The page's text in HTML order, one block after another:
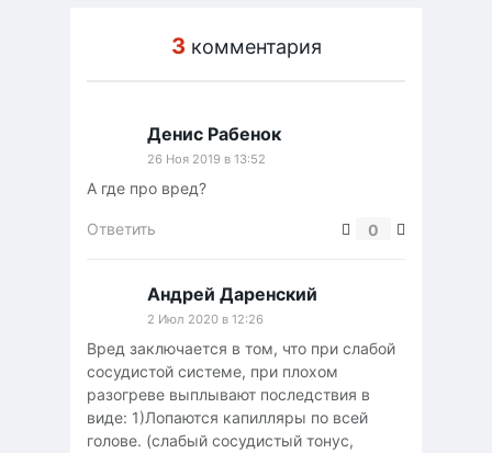
3 комментария
Денис Рабенок
26 Ноя 2019 в 13:52
А где про вред?
Ответить 0
Андрей Даренский
2 Июл 2020 в 12:26
Вред заключается в том, что при слабой
сосудистой системе, при плохом
разогреве выплывают последствия в
виде: 1)Лопаются капилляры по всей
голове. (слабый сосудистый тонус,